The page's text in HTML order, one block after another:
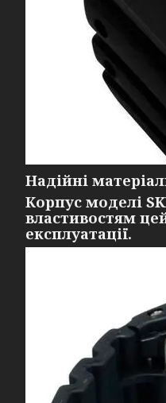
Надійні
Корпус моделі
властивостям
експлуатації.